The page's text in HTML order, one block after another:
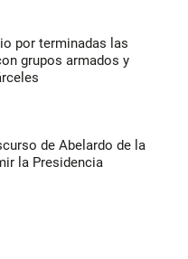
por terminadas las
grupos armados y
de Abelardo de la
la Presidencia